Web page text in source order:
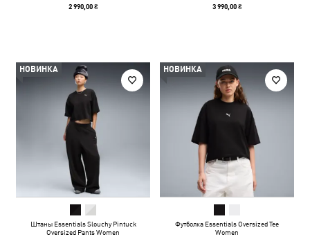
2 990,00 ₴ 3 990,00 ₴
НОВИНКА
Штаны Essentials Slouchy Pintuck
Oversized Pants Women
НОВИНКА
Футболка Essentials Oversized Tee
Women